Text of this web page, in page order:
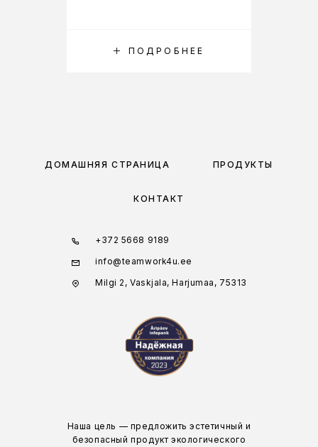
ПОДРОБНЕЕ
ДОМАШНЯЯ СТРАНИЦА ПРОДУКТЫ
КОНТАКТ
+372 5668 9189
info@teamwork4u.ee
Milgi 2, Vaskjala, Harjumaa, 75313
Наша цель — предложить эстетичный и
безопасный продукт экологического